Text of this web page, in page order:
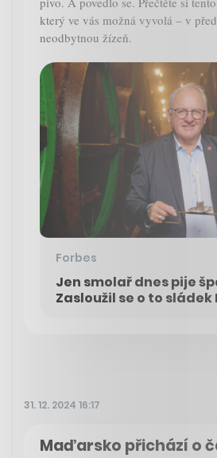
který ve vás možná vyvolá – v
neodbytnou žízeň.
Forbes
Jen smolař dnes pije
Zasloužil se o to sládek
31. 12. 2024 16:17
Maďarsko přichází o